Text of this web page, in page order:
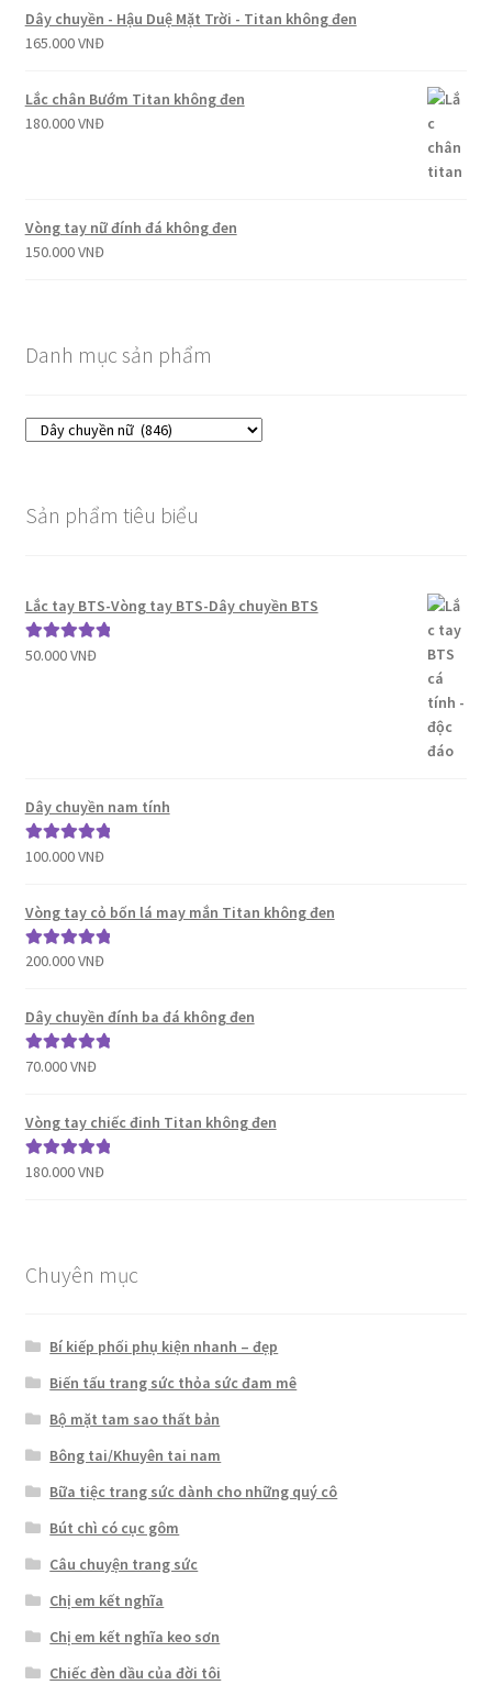
Dây chuyền - Hậu Duệ Mặt Trời - Titan không đen
165.000VNĐ
Lắc chân Bướm Titan không đen
180.000VNĐ
Vòng tay nữ đính đá không đen
150.000VNĐ
Danh mục sản phẩm
Sản phẩm tiêu biểu
Lắc tay BTS-Vòng tay BTS-Dây chuyền BTS
Được xếp
50.000VNĐ
Dây chuyền nam tính
Được xếp
sao
100.000VNĐ
Vòng tay cỏ bốn lá may mắn Titan không đen
Được xếp
sao
200.000VNĐ
Dây chuyền đính ba đá không đen
Được xếp
sao
70.000VNĐ
Vòng tay chiếc đinh Titan không đen
Được xếp
180.000VNĐ
Chuyên mục
Bí kiếp phối phụ kiện nhanh – đẹp
Biến tấu trang sức thỏa sức đam mê
Bộ mặt tam sao thất bản
Bông tai/Khuyên tai nam
Bữa tiệc trang sức dành cho những quý cô
Bút chì có cục gôm
Câu chuyện trang sức
Chị em kết nghĩa
Chị em kết nghĩa keo sơn
Chiếc đèn dầu của đời tôi